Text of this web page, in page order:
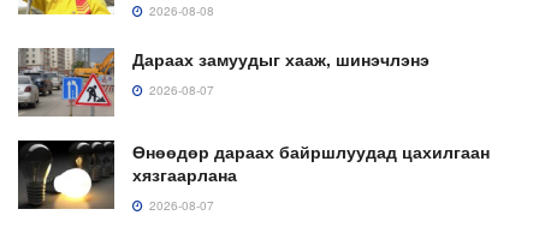
2026-08-08
Дараах замуудыг хааж, шинэчлэнэ
2026-08-07
Өнөөдөр дараах байршлуудад цахилгаан
хязгаарлана
2026-08-07